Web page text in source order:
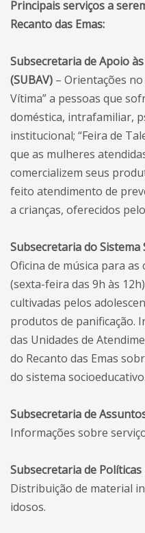
Principais serviços a
Recanto das Emas:
Subsecretaria de Apoio
(SUBAV) – Orientações
Vítima” a pessoas que
doméstica, intrafamiliar,
institucional; “Feira de
que as mulheres
comercializem seus
feito atendimento de
a crianças, oferecidos
Subsecretaria do Sistema
Oficina de música para
(sexta-feira das 9h às
cultivadas pelos
produtos de panificação.
das Unidades de
do Recanto das Emas
do sistema socioeducativo.
Subsecretaria de
Informações sobre
Subsecretaria de
Distribuição de material
idosos.